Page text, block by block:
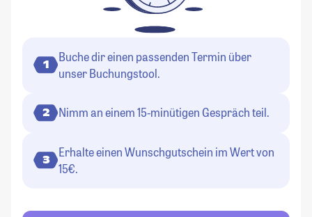
1
Buche dir einen passenden Termin über
unser Buchungstool.
2 Nimm an einem 15-minütigen Gespräch teil.
3
Erhalte einen Wunschgutschein im Wert von
15€.